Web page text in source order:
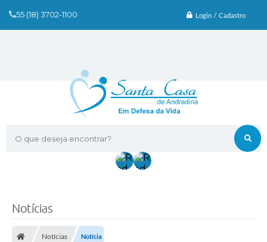
Login / Cadastro
O que deseja encontrar?
55 (18) 3702-1100
Notícias
Notícias Notícia